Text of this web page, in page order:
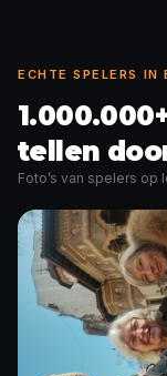
ECHTE SPELERS IN
tellen
Foto’s van spelers